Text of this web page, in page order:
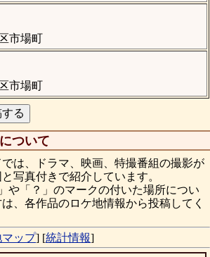
市場町
市場町
ついて
は、ドラマ、映画、特撮番組の撮影が
写真付きで紹介しています。
や「？」のマークの付いた場所につい
、各作品のロケ地情報から投稿してく
マップ] [統計情報]